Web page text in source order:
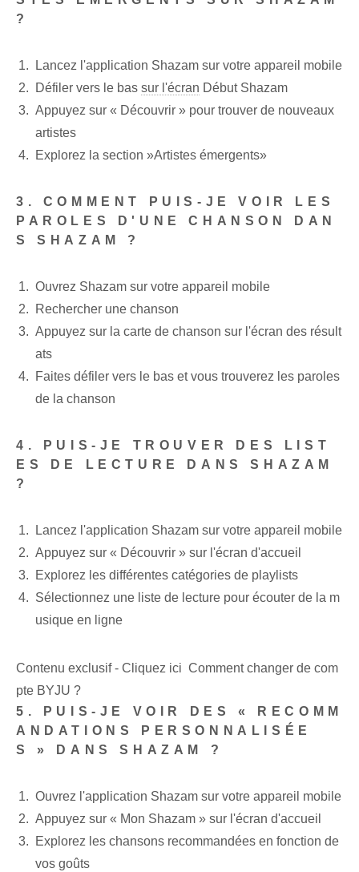
?
Lancez l'application Shazam sur votre appareil mobile
Défiler vers le bas sur l'écran Début Shazam
Appuyez sur « Découvrir » pour trouver de nouveaux
artistes
Explorez la section ‍»Artistes émergents»
3. COMMENT PUIS-JE VOIR LES
PAROLES D'UNE CHANSON DAN
S SHAZAM ?
Ouvrez Shazam sur votre appareil mobile
Rechercher une chanson
Appuyez sur la carte de chanson sur l'écran des résult
ats
Faites défiler vers le bas et vous trouverez⁢ les paroles
de la chanson
4. PUIS-JE TROUVER DES LIST
ES DE LECTURE DANS SHAZAM
?
Lancez l'application Shazam sur votre appareil mobile
Appuyez sur « Découvrir » sur l'écran d'accueil
Explorez les différentes catégories de playlists
Sélectionnez une liste de lecture pour écouter de la m
usique en ligne
Contenu exclusif - Cliquez ici Comment changer de com
pte BYJU ?
5. PUIS-JE VOIR DES « RECOMM
ANDATIONS PERSONNALISÉE
S » DANS SHAZAM ?
Ouvrez l'application Shazam sur votre appareil mobile
Appuyez sur « Mon Shazam » sur l'écran d'accueil
Explorez les chansons recommandées en fonction de
vos goûts